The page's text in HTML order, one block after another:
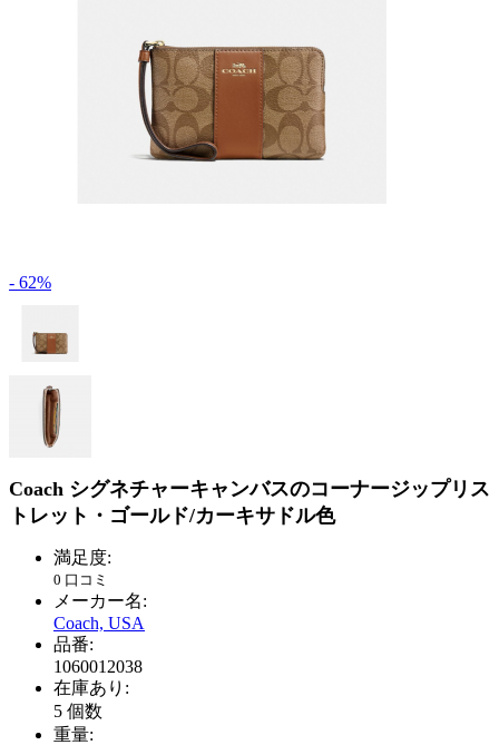
- 62%
Coach シグネチャーキャンバスのコーナージップリス
トレット・ゴールド/カーキサドル色
満足度:
0 口コミ
メーカー名:
Coach, USA
品番:
1060012038
在庫あり:
5 個数
重量: